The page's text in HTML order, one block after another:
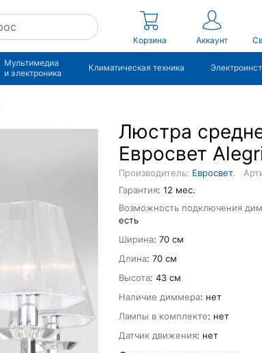
Корзина Аккаунт
Мультимедиа
и электроника
Климатическая техника
Люстра
Евросвет
Производитель: Евросвет.
Гарантия: 12 мес.
Возможность подключения
есть
Ширина: 70 см
Длина: 70 см
Высота: 43 см
Наличие диммера: нет
Лампы в комплекте: нет
Датчик движения: нет